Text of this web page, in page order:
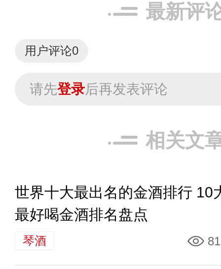
最新评
用户评论0
请先登录后再发表评论
相关文
世界十大最出名的金酒排行 10
最好喝金酒排名盘点
琴酒